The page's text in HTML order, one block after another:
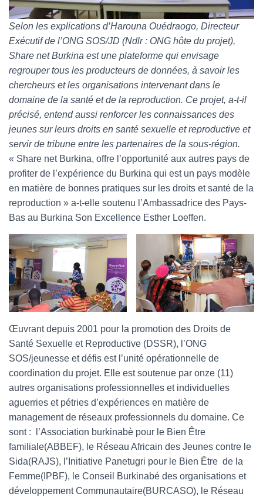
Selon les explications d’Harouna Ouédraogo, Directeur
Exécutif de l’ONG SOS/JD (Ndlr : ONG hôte du projet),
Share net Burkina est une plateforme qui envisage
regrouper tous les producteurs de données, à savoir les
chercheurs et les organisations intervenant dans le
domaine de la santé et de la reproduction. Ce projet, a-t-il
précisé, entend aussi renforcer les connaissances des
jeunes sur leurs droits en santé sexuelle et reproductive et
servir de tribune entre les partenaires de la sous-région.
« Share net Burkina, offre l’opportunité aux autres pays de
profiter de l’expérience du Burkina qui est un pays modèle
en matière de bonnes pratiques sur les droits et santé de la
reproduction » a-t-elle soutenu l’Ambassadrice des Pays-
Bas au Burkina Son Excellence Esther Loeffen.
Œuvrant depuis 2001 pour la promotion des Droits de
Santé Sexuelle et Reproductive (DSSR), l’ONG
SOS/jeunesse et défis est l’unité opérationnelle de
coordination du projet. Elle est soutenue par onze (11)
autres organisations professionnelles et individuelles
aguerries et pétries d’expériences en matière de
management de réseaux professionnels du domaine. Ce
sont : l’Association burkinabè pour le Bien Être
familiale(ABBEF), le Réseau Africain des Jeunes contre le
Sida(RAJS), l’Initiative Panetugri pour le Bien Être de la
Femme(IPBF), le Conseil Burkinabé des organisations et
développement Communautaire(BURCASO), le Réseau